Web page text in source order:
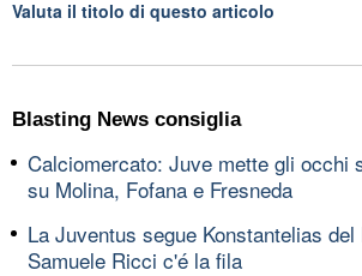
Valuta il titolo di questo articolo
Blasting News consiglia
Calciomercato: Juve mette gli occhi
su Molina, Fofana e Fresneda
La Juventus segue Konstantelias
Samuele Ricci c'é la fila